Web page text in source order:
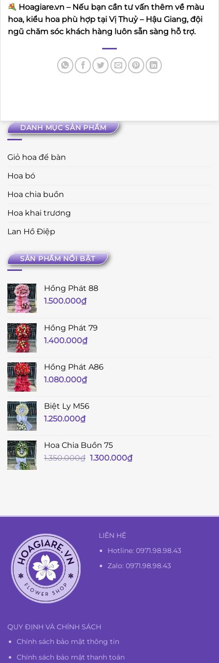
DANH MỤC SẢN PHẨM
Giỏ hoa để bàn
Hoa bó
Hoa chia buồn
Hoa khai trương
Lan Hồ Điệp
SẢN PHẨM NỔI BẬT
Hồng Phát 88
1.500.000₫
Hồng Phát 79
1.400.000₫
Hồng Phát A86
1.080.000₫
Biệt Ly M56
1.250.000₫
Hoa Chia Buồn 75
1.350.000₫ Giá
1.300.000₫Giá
Hoagiare.vn – Nếu bạn cần tư vấn thêm về màu
hoa, kiểu hoa phù hợp tại Vị Thuỷ – Hậu Giang, đội
ngũ chăm sóc khách hàng luôn sẵn sàng hỗ trợ.
LIÊN HỆ
Hotline:0971.98.98.43
Zalo: 0971.98.98.43
QUY ĐỊNH VÀ CHÍNH SÁCH
Chính sách bảo mật thông tin
Chính sách bảo mật thanh toán